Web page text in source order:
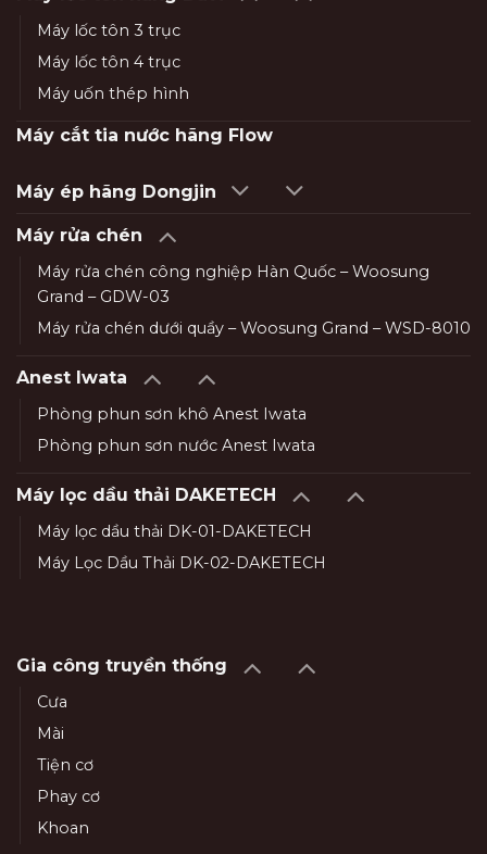
Máy lốc tôn 3 trục
Máy lốc tôn 4 trục
Máy uốn thép hình
Máy cắt tia nước hãng Flow
Máy ép hãng Dongjin
Máy rửa chén
Máy rửa chén công nghiệp Hàn Quốc – Woosung
Grand – GDW-03
Máy rửa chén dưới quầy – Woosung Grand – WSD-8010
Anest Iwata
Phòng phun sơn khô Anest Iwata
Phòng phun sơn nước Anest Iwata
Máy lọc dầu thải DAKETECH
Máy lọc dầu thải DK-01-DAKETECH
Máy Lọc Dầu Thải DK-02-DAKETECH
Gia công truyền thống
Cưa
Mài
Tiện cơ
Phay cơ
Khoan